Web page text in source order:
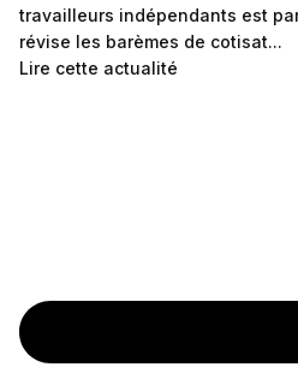
travailleurs indépendants est
révise les barèmes de cotisat...
Lire cette actualité